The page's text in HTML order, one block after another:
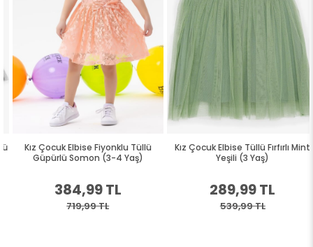
Kız Çocuk Elbise Fiyonklu Tüllü
Güpürlü Somon (3-4 Yaş)
384,99 TL
719,99 TL
Kız Çocuk Elbise Tüllü Fırfırlı Mint
Yeşili (3 Yaş)
289,99 TL
539,99 TL